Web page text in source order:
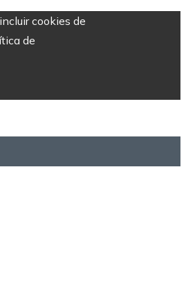
cookies de
de